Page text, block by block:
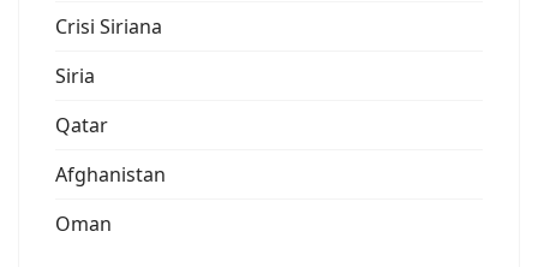
Crisi Siriana
Siria
Qatar
Afghanistan
Oman